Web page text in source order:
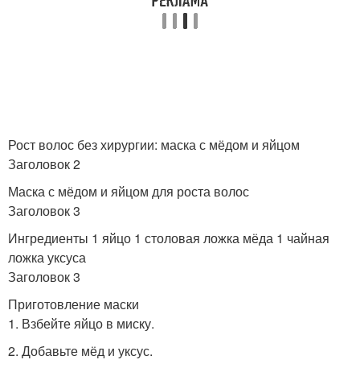
Рост волос без хирургии: маска с мёдом и яйцом
Заголовок 2
Маска с мёдом и яйцом для роста волос
Заголовок 3
Ингредиенты 1 яйцо 1 столовая ложка мёда 1 чайная
ложка уксуса
Заголовок 3
Приготовление маски
1. Взбейте яйцо в миску.
2. Добавьте мёд и уксус.